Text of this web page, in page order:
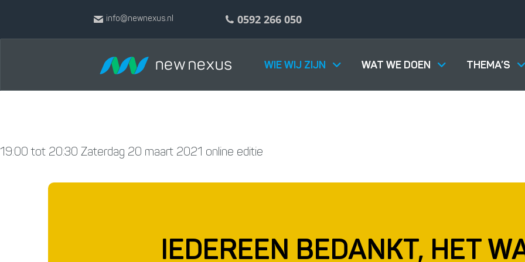
info@newnexus.nl 0592 266 050
WIE WIJ ZIJN WAT WE DOEN THEMA’S
19:00 tot 20:30 Zaterdag 20 maart 2021 online editie
IEDEREEN BEDANKT, HET